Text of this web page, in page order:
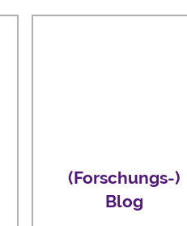
(Forschungs-)
Blog